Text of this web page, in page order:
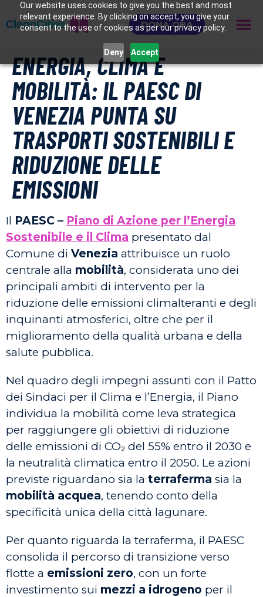
Our website uses cookies to give you the best and most
relevant experience. By clicking on accept, you give your
consent to the use of cookies as per our privacy policy.
Deny Accept
DONA ORA
ENERGIA, CLIMA E
MOBILITÀ: IL PAESC DI
VENEZIA PUNTA SU
TRASPORTI SOSTENIBILI E
RIDUZIONE DELLE
EMISSIONI
Il PAESC – Piano di Azione per l’Energia
Sostenibile e il Clima presentato dal
Comune di Venezia attribuisce un ruolo
centrale alla mobilità, considerata uno dei
principali ambiti di intervento per la
riduzione delle emissioni climalteranti e degli
inquinanti atmosferici, oltre che per il
miglioramento della qualità urbana e della
salute pubblica.
Nel quadro degli impegni assunti con il Patto
dei Sindaci per il Clima e l’Energia, il Piano
individua la mobilità come leva strategica
per raggiungere gli obiettivi di riduzione
delle emissioni di CO₂ del 55% entro il 2030 e
la neutralità climatica entro il 2050. Le azioni
previste riguardano sia la terraferma sia la
mobilità acquea, tenendo conto della
specificità unica della città lagunare.
Per quanto riguarda la terraferma, il PAESC
consolida il percorso di transizione verso
flotte a emissioni zero, con un forte
investimento sui mezzi a idrogeno per il